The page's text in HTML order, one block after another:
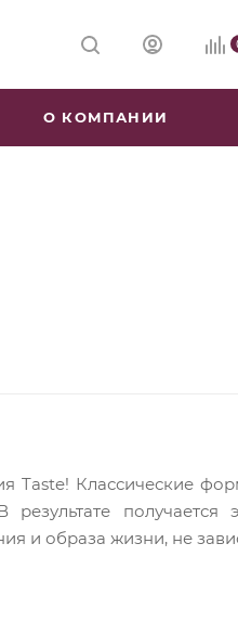
О КОМПАНИИ
Taste! Классические
получается
и образа жизни, не